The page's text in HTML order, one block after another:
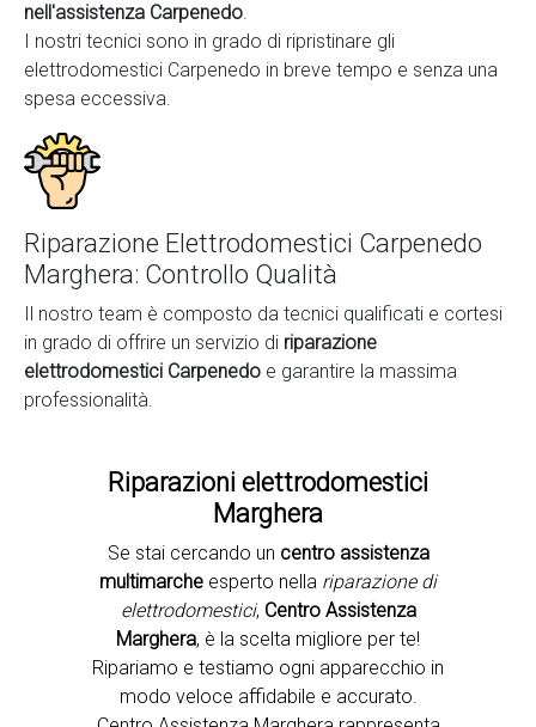
nell'assistenza Carpenedo.
I nostri tecnici sono in grado di ripristinare gli
elettrodomestici Carpenedo in breve tempo e senza una
spesa eccessiva.
Riparazione Elettrodomestici Carpenedo
Marghera: Controllo Qualità
Il nostro team è composto da tecnici qualificati e cortesi
in grado di offrire un servizio di riparazione
elettrodomestici Carpenedo e garantire la massima
professionalità.
Second slide
Riparazioni elettrodomestici
Marghera
Se stai cercando un centro assistenza
multimarche esperto nella riparazione di
elettrodomestici, Centro Assistenza
Marghera, è la scelta migliore per te!
Ripariamo e testiamo ogni apparecchio in
modo veloce affidabile e accurato.